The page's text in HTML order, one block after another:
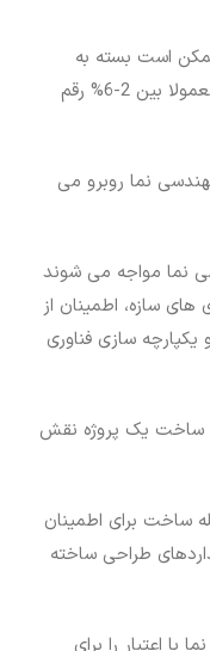
است بسته به
دامنه و پیچیدگی پروژه متفاوت باشد. معمولا بین 2-6% رقم
نما روبرو می
نما مواجه می شوند
سازه، اطمینان از
سازی فناوری
ساخت یک پروژه نقش
ساخت برای اطمینان
طراحی ساخته
اعتبار را برای